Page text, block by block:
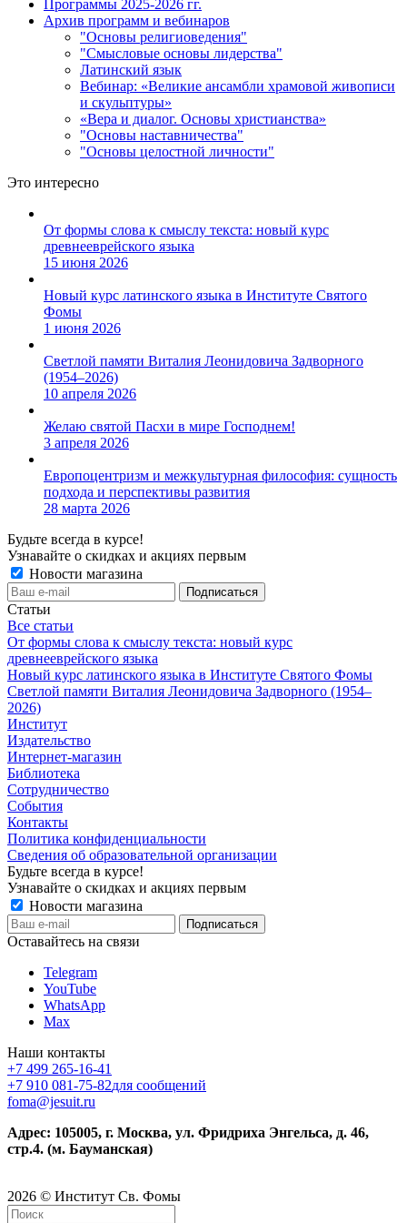
Программы 2025-2026 гг.
Архив программ и вебинаров
"Основы религиоведения"
"Смысловые основы лидерства"
Латинский язык
Вебинар: «Великие ансамбли храмовой живописи
и скульптуры»
«Вера и диалог. Основы христианства»
"Основы наставничества"
"Основы целостной личности"
Это интересно
От формы слова к смыслу текста: новый курс
древнееврейского языка
15 июня 2026
Новый курс латинского языка в Институте Святого
Фомы
1 июня 2026
Светлой памяти Виталия Леонидовича Задворного
(1954–2026)
10 апреля 2026
Желаю святой Пасхи в мире Господнем!
3 апреля 2026
Европоцентризм и межкультурная философия: сущность
подхода и перспективы развития
28 марта 2026
Будьте всегда в курсе!
Узнавайте о скидках и акциях первым
Новости магазина
Статьи
Все статьи
От формы слова к смыслу текста: новый курс
древнееврейского языка
Новый курс латинского языка в Институте Святого Фомы
Светлой памяти Виталия Леонидовича Задворного (1954–
2026)
Институт
Издательство
Интернет-магазин
Библиотека
Сотрудничество
События
Контакты
Политика конфиденциальности
Сведения об образовательной организации
Будьте всегда в курсе!
Узнавайте о скидках и акциях первым
Новости магазина
Оставайтесь на связи
Telegram
YouTube
WhatsApp
Max
Наши контакты
+7 499 265-16-41
+7 910 081-75-82для сообщений
foma@jesuit.ru
Адрес: 105005, г. Москва, ул. Фридриха Энгельса, д. 46,
стр.4. (м. Бауманская)
2026 © Институт Св. Фомы